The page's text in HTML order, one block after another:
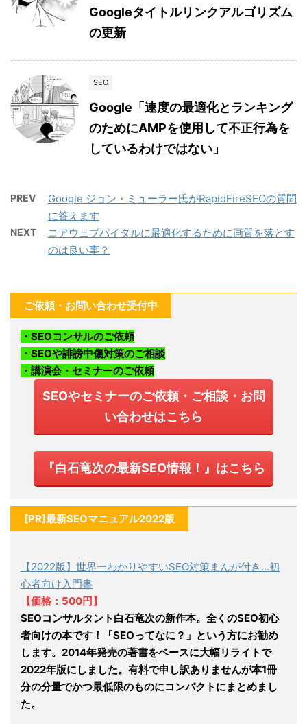
Googleタイトルリンクアルゴリズム
の更新
SEO
Google「速度の最適化とランキング
のためにAMPを使用して不正行為を
しているわけではない」
PREV
Google ジョン・ミューラー氏がRapidFireSEOの質問
に答えます
NEXT
コアウェブバイタルに最適化するために画質を落とす
のは良い事？
ご依頼・お問い合わせ受付中
・SEOコンサルのご依頼
・SEOや誹謗中傷対策のご相談
・講演会・セミナーのご依頼
SEOやセミナーのご依頼・ご相談・お問
い合わせはこちら
『白石竜次の最新SEO情報！』はこちら
[PR]最新SEOマニュアル2022版
【2022版】世界一わかりやすいSEO対策まんが付き…初
心者向け入門書
【価格：500円】
SEOコンサルタント白石竜次の新作本。全くのSEO初心
者向けの本です！「SEOってなに？」という方にお勧め
します。2014年発売の著書をベースに大幅リライトで
2022年版にしました。有料で申し訳ありませんが本1冊
分の分量でかつ最低限のものにコンパクトにまとめまし
た。